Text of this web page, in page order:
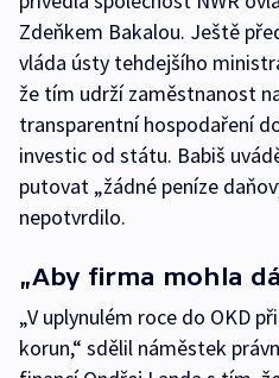
Zdeňkem Bakalou. Ještě
vláda ústy tehdejšího
že tím udrží zaměstnanost
transparentní hospodaření
investic od státu. Babiš
putovat „žádné peníze
nepotvrdilo.
„Aby firma mohla
„V uplynulém roce do OKD
korun,“ sdělil náměstek